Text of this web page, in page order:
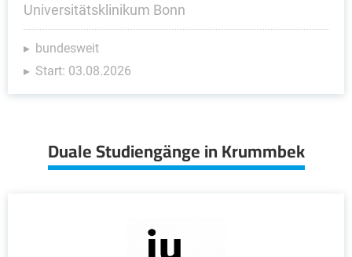
Universitätsklinikum Bonn
bundesweit
Start: 03.08.2026
Duale Studiengänge in Krummbek